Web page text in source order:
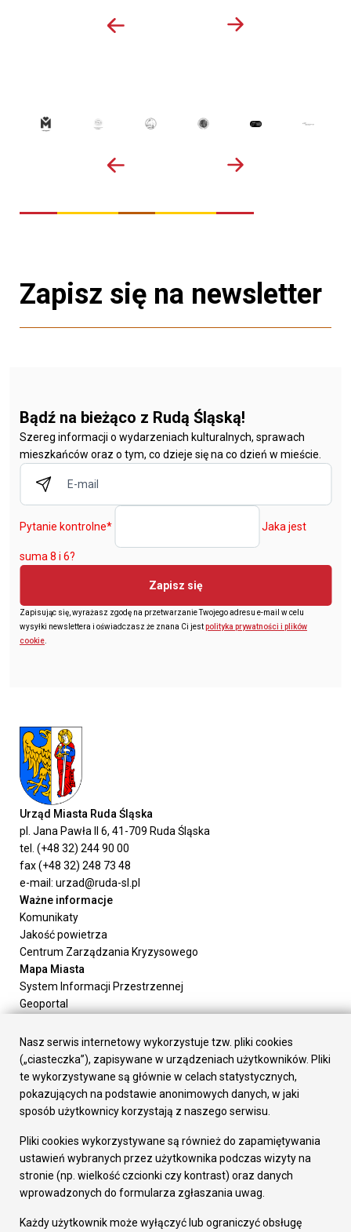
Zapisz się na newsletter
Bądź na bieżąco z Rudą Śląską!
Szereg informacji o wydarzeniach kulturalnych, sprawach
mieszkańców oraz o tym, co dzieje się na co dzień w mieście.
Pytanie kontrolne* Jaka jest
suma 8 i 6?
Zapisz się
Zapisując się, wyrażasz zgodę na przetwarzanie Twojego adresu e-mail w celu
wysyłki newslettera i oświadczasz że znana Ci jestpolityka prywatności i plików
cookie
Urząd Miasta Ruda Śląska
pl. Jana Pawła II 6, 41-709 Ruda Śląska
tel. (+48 32) 244 90 00
fax (+48 32) 248 73 48
e-mail: urzad@ruda-sl.pl
Ważne informacje
Komunikaty
Jakość powietrza
Centrum Zarządzania Kryzysowego
Mapa Miasta
System Informacji Przestrzennej
Geoportal
Załatw sprawę
Prezydent Miasta
Rada Miasta
Wydziały
Elektroniczna Skrzynka Podawcza
Gospodarka
Fundusze europejskie
Środki krajowe
Oferty inwestycyjne
Pozostałe
Nasz serwis internetowy wykorzystuje tzw. pliki cookies
(„ciasteczka”), zapisywane w urządzeniach użytkowników. Pliki
te wykorzystywane są głównie w celach statystycznych,
pokazujących na podstawie anonimowych danych, w jaki
sposób użytkownicy korzystają z naszego serwisu.
Pliki cookies wykorzystywane są również do zapamiętywania
ustawień wybranych przez użytkownika podczas wizyty na
stronie (np. wielkość czcionki czy kontrast) oraz danych
wprowadzonych do formularza zgłaszania uwag.
Każdy użytkownik może wyłączyć lub ograniczyć obsługę